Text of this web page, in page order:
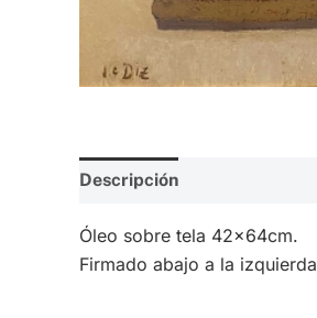
Descripción
Óleo sobre tela 42x64cm.
Firmado abajo a la izquierda